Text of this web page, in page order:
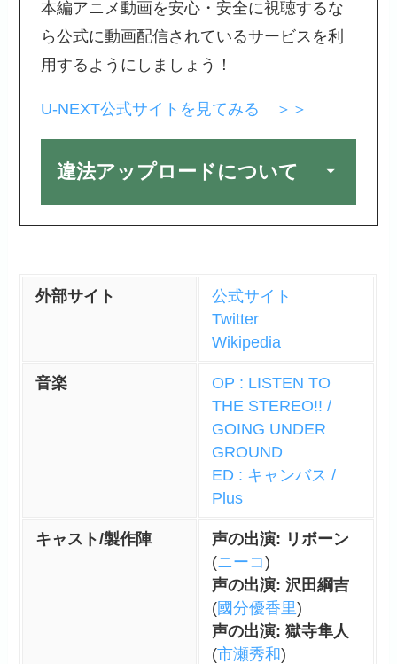
本編アニメ動画を安心・安全に視聴するな
ら公式に動画配信されているサービスを利
用するようにしましょう！
U-NEXT公式サイトを見てみる ＞＞
違法アップロードについて
外部サイト
公式サイト
Twitter
Wikipedia
音楽
OP : LISTEN TO
THE STEREO!! /
GOING UNDER
GROUND
ED : キャンバス /
Plus
キャスト/製作陣
声の出演: リボーン
(ニーコ)
声の出演: 沢田綱吉
(國分優香里)
声の出演: 獄寺隼人
(市瀬秀和)